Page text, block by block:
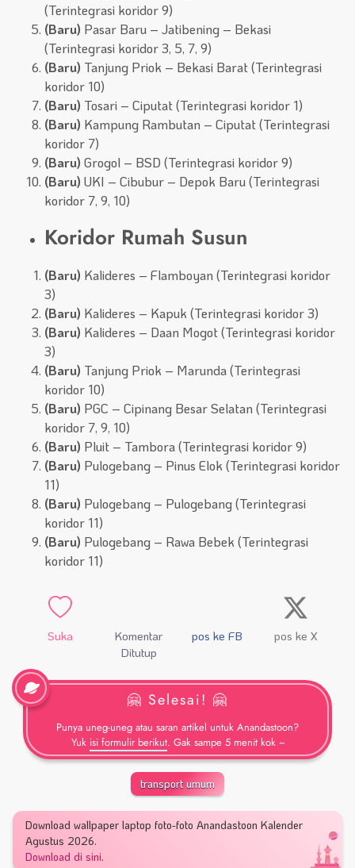
(Terintegrasi koridor 9)
(Baru) Pasar Baru – Jatibening – Bekasi
(Terintegrasi koridor 3, 5, 7, 9)
(Baru) Tanjung Priok – Bekasi Barat (Terintegrasi
koridor 10)
(Baru) Tosari – Ciputat (Terintegrasi koridor 1)
(Baru) Kampung Rambutan – Ciputat (Terintegrasi
koridor 7)
(Baru) Grogol – BSD (Terintegrasi koridor 9)
(Baru) UKI – Cibubur – Depok Baru (Terintegrasi
koridor 7, 9, 10)
Koridor Rumah Susun
(Baru) Kalideres – Flamboyan (Terintegrasi koridor
3)
(Baru) Kalideres – Kapuk (Terintegrasi koridor 3)
(Baru) Kalideres – Daan Mogot (Terintegrasi koridor
3)
(Baru) Tanjung Priok – Marunda (Terintegrasi
koridor 10)
(Baru) PGC – Cipinang Besar Selatan (Terintegrasi
koridor 7, 9, 10)
(Baru) Pluit – Tambora (Terintegrasi koridor 9)
(Baru) Pulogebang – Pinus Elok (Terintegrasi koridor
11)
(Baru) Pulogebang – Pulogebang (Terintegrasi
koridor 11)
(Baru) Pulogebang – Rawa Bebek (Terintegrasi
koridor 11)
Suka
Komentar
Ditutup
pos ke FB pos ke X
🤗 Selesai! 🤗
Punya uneg-uneg atau saran artikel untuk Anandastoon?
Yuk isi formulir berikut. Gak sampe 5 menit kok ~
transport umum
Download wallpaper laptop foto-foto Anandastoon Kalender
Agustus 2026.
Download di sini.